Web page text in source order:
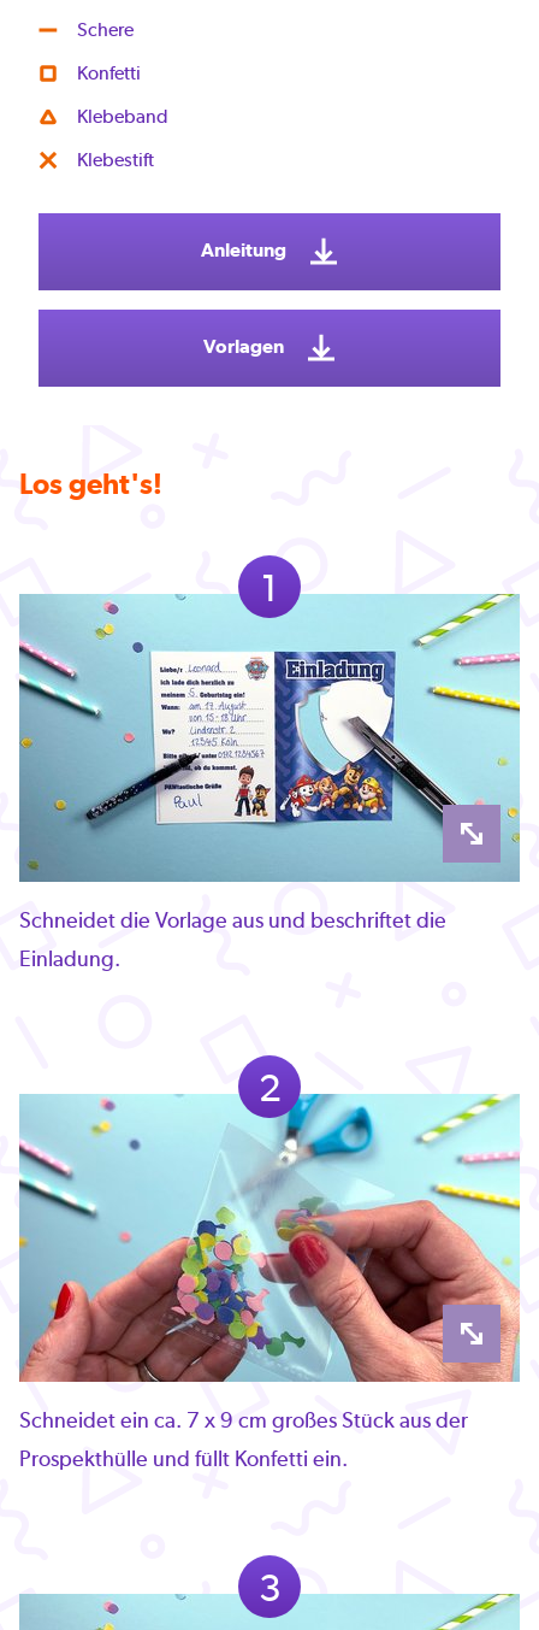
Schere
Konfetti
Klebeband
Klebestift
Anleitung
Vorlagen
Los geht's!
1
Schneidet die Vorlage aus und beschriftet die
Einladung.
2
Schneidet ein ca. 7 x 9 cm großes Stück aus der
Prospekthülle und füllt Konfetti ein.
3